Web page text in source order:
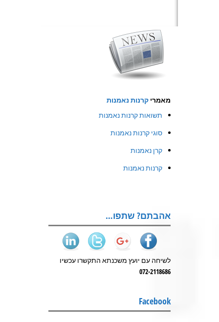
מאמרי קרנות נאמנות
תשואות קרנות נאמנות
סוגי קרנות נאמנות
קרן נאמנות
קרנות נאמנות
אהבתם? שתפו…
לשיחה עם יועץ משכנתא התקשרו עכשיו
072-2118686
Facebook